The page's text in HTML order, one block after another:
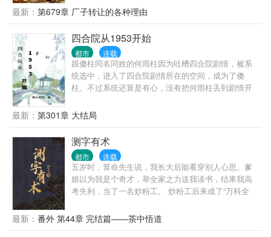
最新： 第679章 厂子转让的各种理由
四合院从1953开始
都市 连载
跟傻柱同名同姓的何雨柱因为吐槽四合院剧情，被系
统选中，进入了四合院剧情所在的空间，成为了傻
柱。不过系统还算是有心，没有把何雨柱丢到剧情开
前。 既然来了，既然有系统，我这个何雨柱这辈子不
再被忽悠，不再当舔狗。活出自己，活出潇洒。
最新： 第301章 大结局
测字有术
都市 连载
五岁时，算命先生说，我长大后能看穿别人心思。爹
娘以为我是个奇才，举全家之力送我读书，结果我高
考失利，当了一名炒粉工。 炒粉工后来成了“万科全
不是你，你可以成为不一样的烟火。 翻开第一页看一
句段评，相当于作品简介。
最新： 番外 第44章 完结篇——茶中悟道